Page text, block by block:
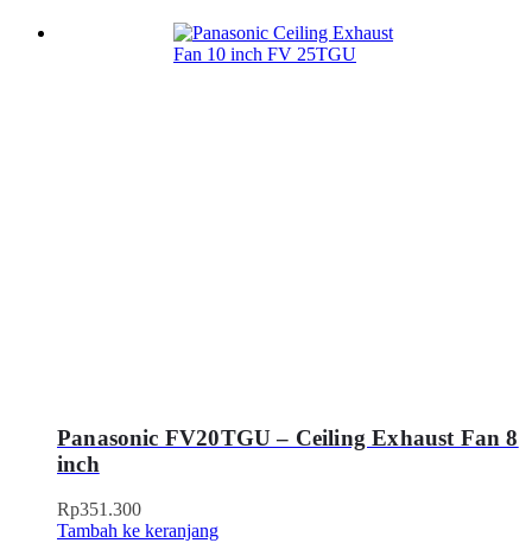
Panasonic FV20TGU – Ceiling Exhaust Fan 8
inch
Rp351.300
Tambah ke keranjang